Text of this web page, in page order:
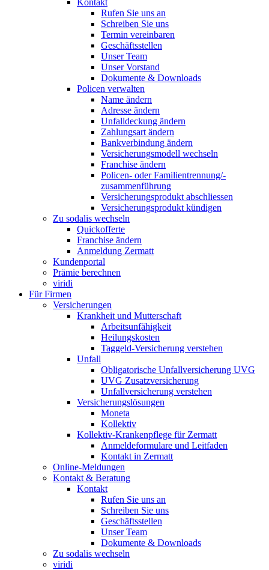
Rufen Sie uns an
Schreiben Sie uns
Termin vereinbaren
Geschäftsstellen
Unser Team
Unser Vorstand
Dokumente & Downloads
Policen verwalten
Name ändern
Adresse ändern
Unfalldeckung ändern
Zahlungsart ändern
Bankverbindung ändern
Versicherungsmodell wechseln
Franchise ändern
Policen- oder Familientrennung/-
zusammenführung
Versicherungsprodukt abschliessen
Versicherungsprodukt kündigen
Zu sodalis wechseln
Quickofferte
Franchise ändern
Anmeldung Zermatt
Kundenportal
Prämie berechnen
viridi
Für Firmen
Versicherungen
Krankheit und Mutterschaft
Arbeitsunfähigkeit
Heilungskosten
Taggeld-Versicherung verstehen
Unfall
Obligatorische Unfallversicherung UVG
UVG Zusatzversicherung
Unfallversicherung verstehen
Versicherungslösungen
Moneta
Kollektiv
Kollektiv-Krankenpflege für Zermatt
Anmeldeformulare und Leitfaden
Kontakt in Zermatt
Online-Meldungen
Kontakt & Beratung
Kontakt
Rufen Sie uns an
Schreiben Sie uns
Geschäftsstellen
Unser Team
Dokumente & Downloads
Zu sodalis wechseln
viridi